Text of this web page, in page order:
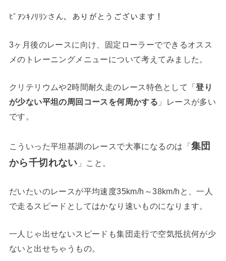
ﾋﾞｱﾝｷﾉﾘﾘﾝさん、ありがとうございます！
3ヶ月後のレースに向け、固定ローラーでできるオスス
メのトレーニングメニューについて考えてみました。
クリテリウムや2時間耐久走のレース特色として「登り
が少ない平坦の周回コースを何周かする 」レースが多い
です。
こういった平坦基調のレースで大事になるのは「集団
から千切れない 」こと。
だいたいのレースが平均速度35km/h～38km/hと、一人
で走るスピードとしてはかなり速いものになります。
一人じゃ出せないスピードも集団走行で空気抵抗何が少
ないと出せちゃうもの。